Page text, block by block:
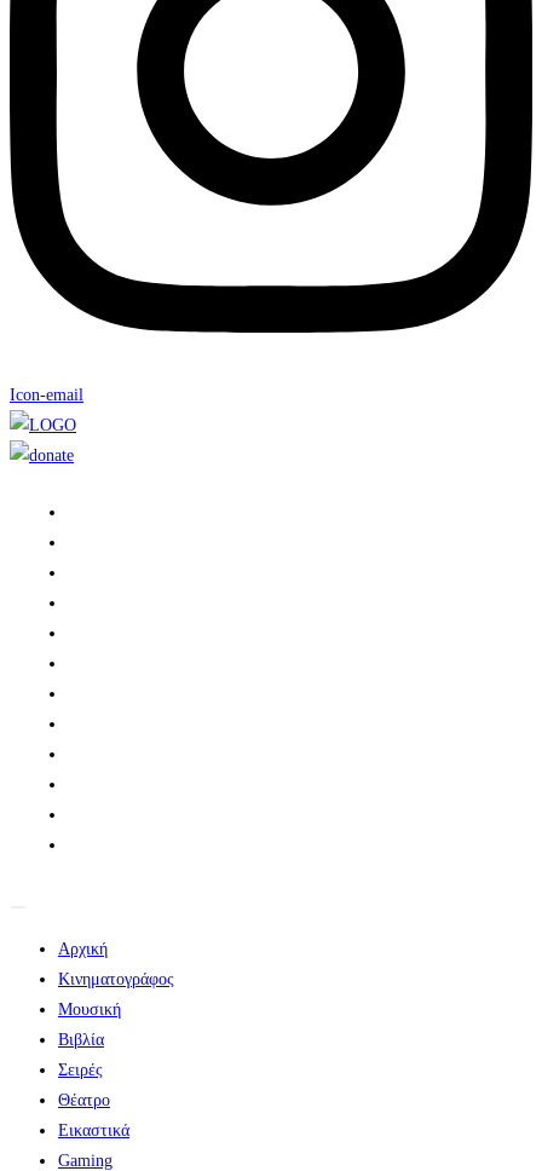
Icon-email
Αρχική
Κινηματογράφος
Μουσική
Βιβλία
Σειρές
Θέατρο
Εικαστικά
Gaming